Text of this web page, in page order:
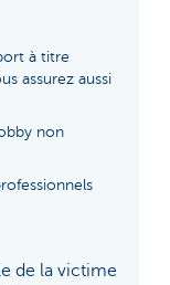
à titre
assurez aussi
non
de la victime